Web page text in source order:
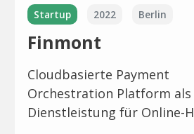
Startup 2022 Berlin
Finmont
Cloudbasierte Payment
Orchestration Platform als
Dienstleistung für Online-